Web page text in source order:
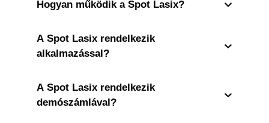
Hogyan működik a Spot Lasix?
A Spot Lasix rendelkezik
alkalmazással?
A Spot Lasix rendelkezik
demószámlával?